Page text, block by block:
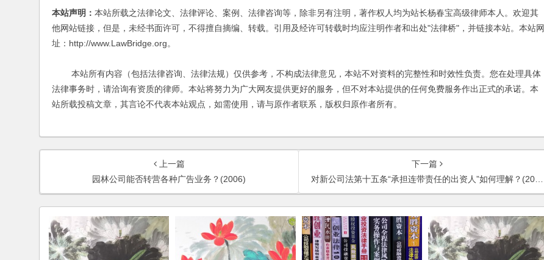
本站声明： 本站所载之法律论文、法律评论、案例、法律咨询等，除非另有注明，著作权人均为站长杨春宝高级律师本人。欢迎其
他网站链接，但是，未经书面许可，不得擅自摘编、转载。引用及经许可转载时均应注明作者和出处"法律桥"，并链接本站。本站网
址：http://www.LawBridge.org。
本站所有内容（包括法律咨询、法律法规）仅供参考，不构成法律意见，本站不对资料的完整性和时效性负责。您在处理具体
法律事务时，请洽询有资质的律师。本站将努力为广大网友提供更好的服务，但不对本站提供的任何免费服务作出正式的承诺。本
站所载投稿文章，其言论不代表本站观点，如需使用，请与原作者联系，版权归原作者所有。
上一篇
园林公司能否转营各种广告业务？(2006)
下一篇
对新公司法第十五条“承担连带责任的出资人”如何理解？(2006)